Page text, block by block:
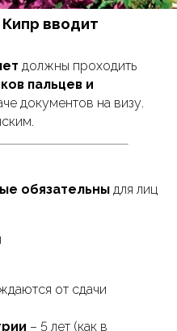
вводит
должны проходить
пальцев и
документов на визу.
обязательны для лиц
от сдачи
– 5 лет (как в